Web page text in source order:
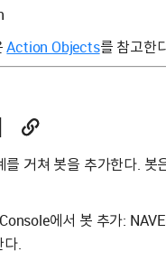
Action Objects를 참고한
를 거쳐 봇을 추가한다. 봇
에서 봇 추가:
다.